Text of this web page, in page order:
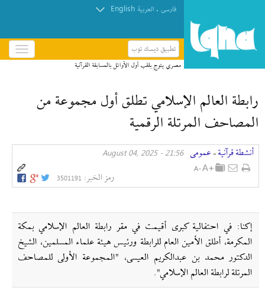
فارسی . العربیة English
تطبيق ديسك توب
باز
و
رابطة العالم الإسلامي تطلق أول مجموعة من
المصاحف المرتلة الرقمية
أنشطة قرآنیة » عمومی 21:56 - August 04, 2025
رمز الخبر: 3501191
إکنا: في احتفالية كبرى أقيمت في مقر رابطة العالم الإسلامي بمكة
المكرمة، أطلق الأمين العام للرابطة ورئيس هيئة علماء المسلمين، الشيخ
الدكتور محمد بن عبدالكريم العيسى، "المجموعة الأولى للمصاحف
المرتلة لرابطة العالم الإسلامي".